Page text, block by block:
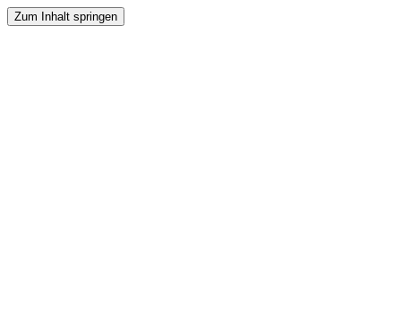
Zum Inhalt springen